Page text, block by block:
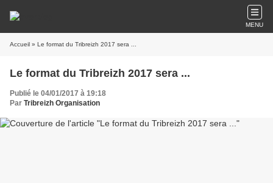
MENU
Accueil » Le format du Tribreizh 2017 sera ...
Le format du Tribreizh 2017 sera ...
Publié le 04/01/2017 à 19:18
Par Tribreizh Organisation